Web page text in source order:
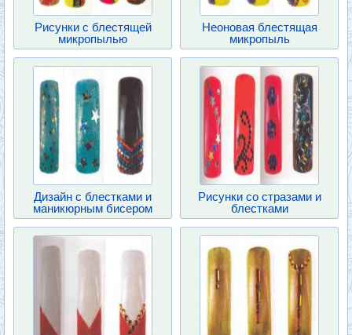
Рисунки с блестящей
микропылью
Неоновая блестящая
микропыль
Дизайн с блестками и
маникюрным бисером
Рисунки со стразами и
блестками